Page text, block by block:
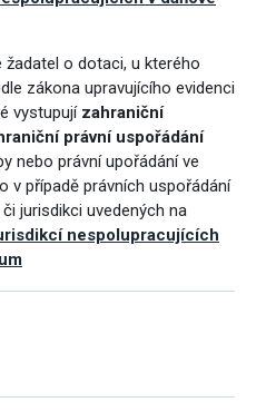
o dotaci, u kterého
zákona upravujícího evidenci
vystupují zahraniční
právní uspořádání
nebo právní upořádání ve
v případě právních uspořádání
jurisdikci uvedených na
nespolupracujících